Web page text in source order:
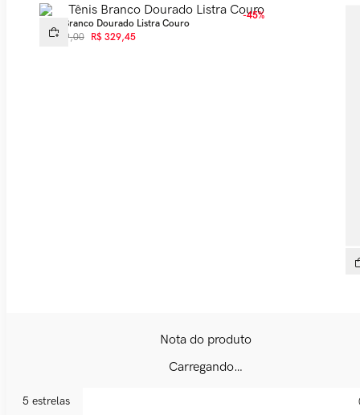
-45%
Tênis Branco Dourado Listra Couro
R$ 599,00 R$ 329,45
R$
Carregando…
5 estrelas